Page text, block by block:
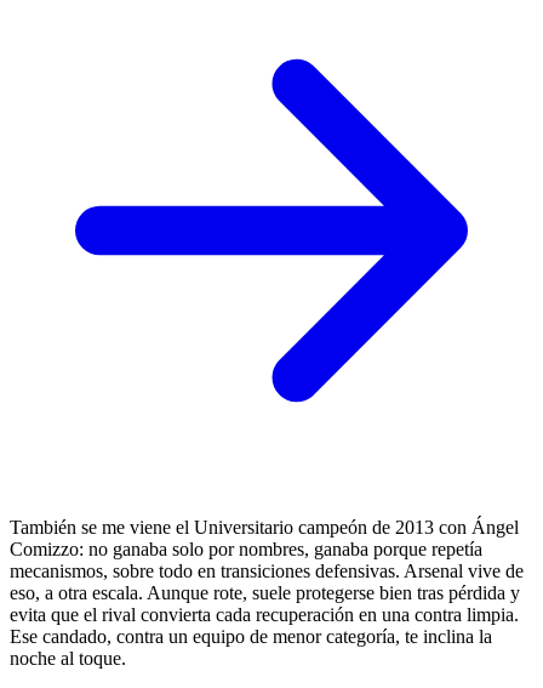
También se me viene el Universitario campeón de 2013 con Ángel
Comizzo: no ganaba solo por nombres, ganaba porque repetía
mecanismos, sobre todo en transiciones defensivas. Arsenal vive de
eso, a otra escala. Aunque rote, suele protegerse bien tras pérdida y
evita que el rival convierta cada recuperación en una contra limpia.
Ese candado, contra un equipo de menor categoría, te inclina la
noche al toque.